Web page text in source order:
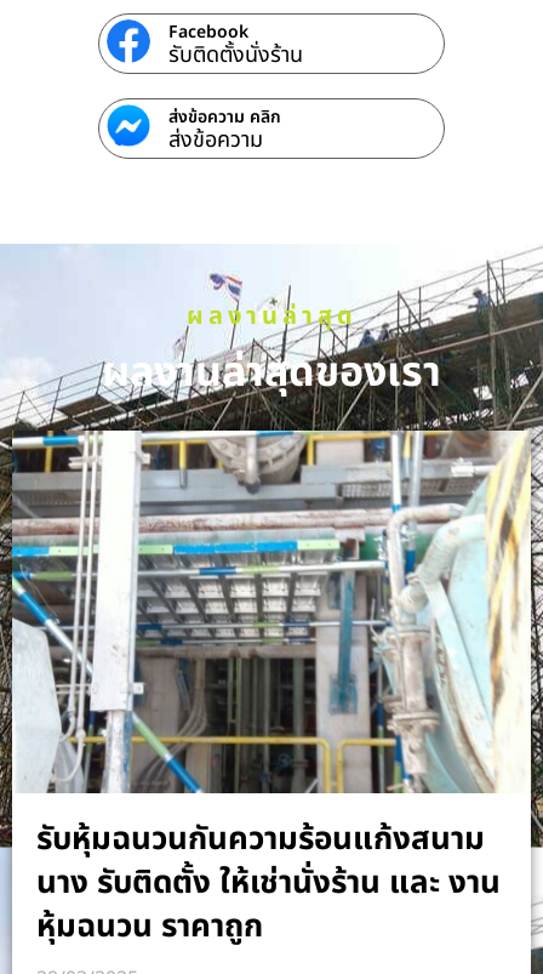
Facebook
รับติดตั้งนั่งร้าน
ส่งข้อความ คลิก
ส่งข้อความ
ผลงานล่าสุด
ผลงานล่าสุดของเรา
รับหุ้มฉนวนกันความร้อนแก้งสนาม
นาง รับติดตั้ง ให้เช่านั่งร้าน และ งาน
หุ้มฉนวน ราคาถูก